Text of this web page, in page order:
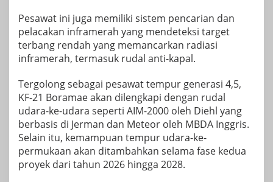
Pesawat ini juga memiliki sistem pencarian dan
pelacakan inframerah yang mendeteksi target
terbang rendah yang memancarkan radiasi
inframerah, termasuk rudal anti-kapal.
Tergolong sebagai pesawat tempur generasi 4,5,
KF-21 Boramae akan dilengkapi dengan rudal
udara-ke-udara seperti AIM-2000 oleh Diehl yang
berbasis di Jerman dan Meteor oleh MBDA Inggris.
Selain itu, kemampuan tempur udara-ke-
permukaan akan ditambahkan selama fase kedua
proyek dari tahun 2026 hingga 2028.